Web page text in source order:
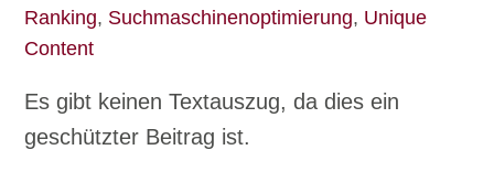
Ranking, Suchmaschinenoptimierung, Unique
Content
Es gibt keinen Textauszug, da dies ein
geschützter Beitrag ist.